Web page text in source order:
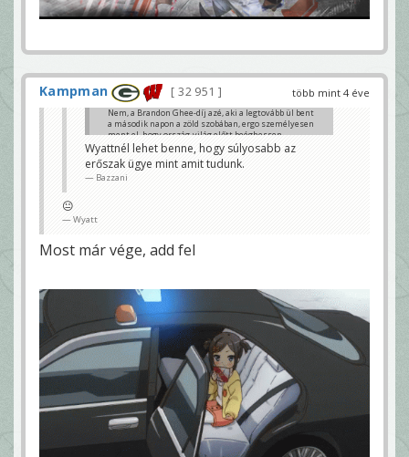
több mint 4 éve
Kampman 32 951
Nem, a Brandon Ghee-díj azé, aki a legtovább ül bent
a második napon a zöld szobában, ergo személyesen
ment el, hogy ország-világ előtt beéghessen.
Esetleg Corralnál lehet ilyen, de az nfl csapatokat
ismerve tuti lesz ordas reach nem egy qb-ért
r.baggio
Wyattnél lehet benne, hogy súlyosabb az
erőszak ügye mint amit tudunk.
Bazzani
😐
Wyatt
Most már vége, add fel